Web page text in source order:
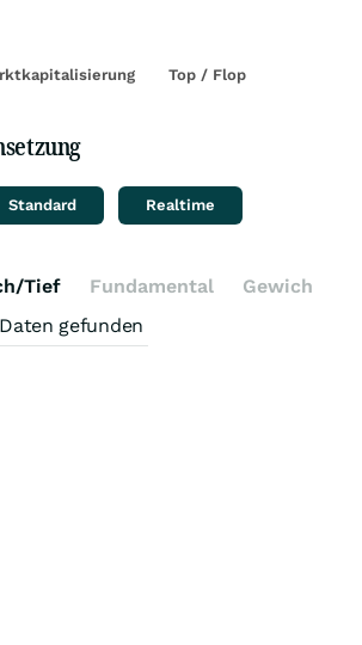
Top / Flop
Standard Realtime
Tief Fundamental
Gewichtung
gefunden